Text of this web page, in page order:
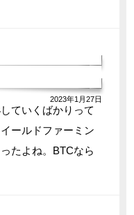
2023年1月27日
ていくばかりって
ールドファーミン
たよね。BTCなら